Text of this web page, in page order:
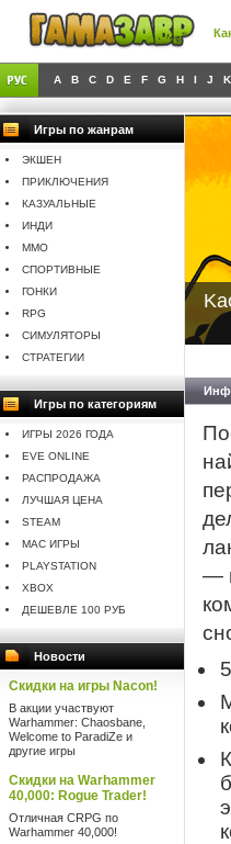
A B C D E F G H I J K
Игры по жанрам
ЭКШЕН
ПРИКЛЮЧЕНИЯ
КАЗУАЛЬНЫЕ
ИНДИ
MMO
СПОРТИВНЫЕ
ГОНКИ
RPG
СИМУЛЯТОРЫ
СТРАТЕГИИ
Игры по категориям
ИГРЫ 2026 ГОДА
EVE ONLINE
РАСПРОДАЖА
ЛУЧШАЯ ЦЕНА
STEAM
MAC ИГРЫ
PLAYSTATION
XBOX
ДЕШЕВЛЕ 100 РУБ
Новости
Скидки на игры Nacon!
В акции участвуют
Warhammer: Chaosbane,
Welcome to ParadiZe и
другие игры
Скидки на Warhammer
40,000: Rogue Trader!
Отличная CRPG по
Warhammer 40,000!
—